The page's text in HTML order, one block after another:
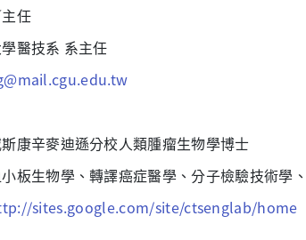
任
醫技系 系主任
康辛麥迪遜分校人類腫瘤生物學博士
板生物學、轉譯癌症醫學、分子檢驗技術學
sites.google.com/site/ctsenglab/home